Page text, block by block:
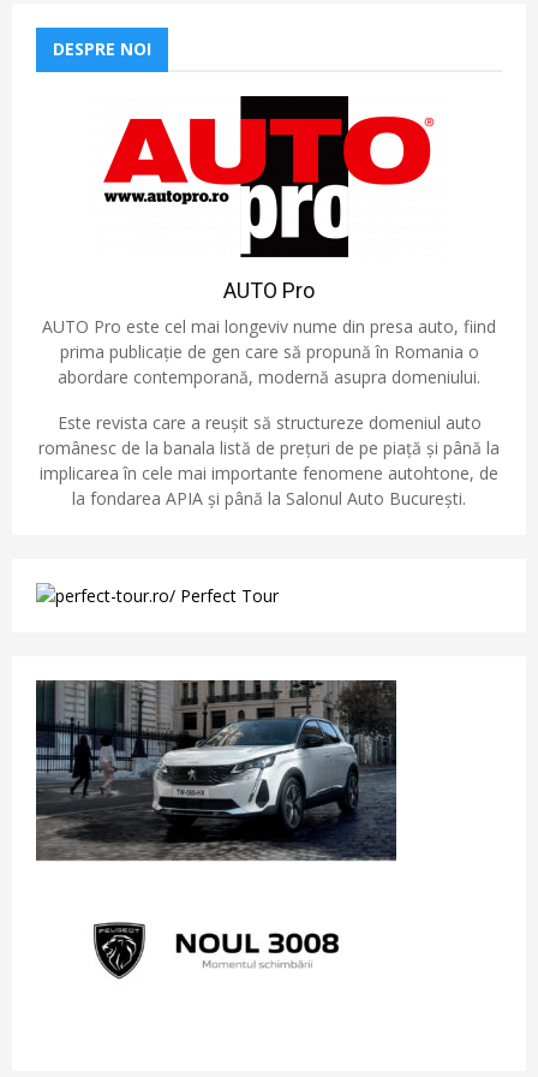
DESPRE NOI
AUTO Pro
AUTO Pro este cel mai longeviv nume din presa auto, fiind
prima publicație de gen care să propună în Romania o
abordare contemporană, modernă asupra domeniului.
Este revista care a reușit să structureze domeniul auto
românesc de la banala listă de prețuri de pe piață și până la
implicarea în cele mai importante fenomene autohtone, de
la fondarea APIA și până la Salonul Auto București.